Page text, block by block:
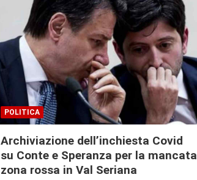
POLITICA
Archiviazione dell’inchiesta Covid
su Conte e Speranza per la mancata
zona rossa in Val Seriana